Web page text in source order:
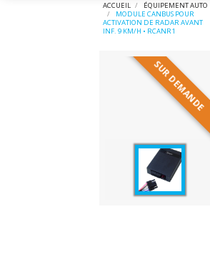
ACCUEIL
ÉQUIPEMENT AUTO
MODULE CANBUS POUR
ACTIVATION DE RADAR AVANT
INF. 9 KM/H • RCANR1
SUR DEMANDE